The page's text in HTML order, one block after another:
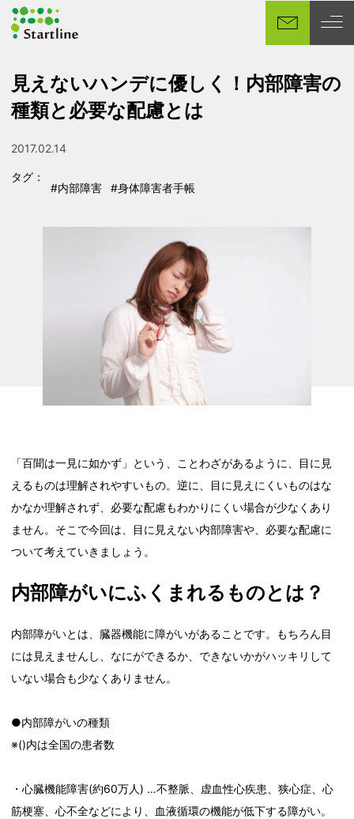
イ
ン
テ
見えないハンデに優しく！内部障害の
種類と必要な配慮とは
投稿日
2017.02.14
タグ：
タグ
#内部障害
タグ
#身体障害者手帳
「百聞は一見に如かず」という、ことわざがあるように、目に見
えるものは理解されやすいもの。逆に、目に見えにくいものはな
かなか理解されず、必要な配慮もわかりにくい場合が少なくあり
ません。そこで今回は、目に見えない内部障害や、必要な配慮に
ついて考えていきましょう。
内部障がいにふくまれるものとは？
内部障がいとは、臓器機能に障がいがあることです。もちろん目
には見えませんし、なにができるか、できないかがハッキリして
いない場合も少なくありません。
●内部障がいの種類
※()内は全国の患者数
・心臓機能障害(約60万人) …不整脈、虚血性心疾患、狭心症、心
筋梗塞、心不全などにより、血液循環の機能が低下する障がい。